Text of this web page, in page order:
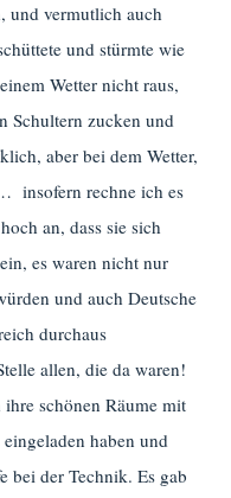
und vermutlich auch
und stürmte wie
Wetter nicht raus,
Schultern zucken und
aber bei dem Wetter,
insofern rechne ich es
an, dass sie sich
es waren nicht nur
und auch Deutsche
durchaus
allen, die da waren!
schönen Räume mit
haben und
bei der Technik. Es gab